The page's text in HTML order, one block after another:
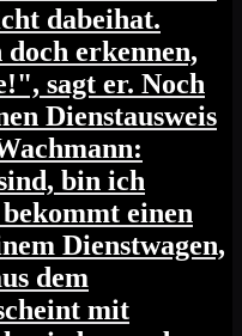
dabeihat.
erkennen,
sagt er. Noch
Dienstausweis
bin ich
einen
Dienstwagen,
dem
mit